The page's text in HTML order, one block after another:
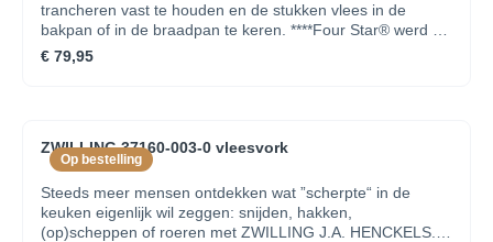
trancheren vast te houden en de stukken vlees in de
bakpan of in de braadpan te keren. ****Four Star® werd 30
jaar geleden door Zwilling J.A. Henckels ontwikkeld. Deze
serie van gesmede messen biedt veiligheid, ergonomie en
FRIODUR® ijsgehard lemmet SIGMAFORGE®, exact
gesmeed uit één enkel stuk Elegante greep uit zwart
kunststof Beperkte levenslange garantie op
productiefoutenGewicht 0,231 kgLengte van het lemmet
18 cm
€ 79,95
Op bestelling
ZWILLING 37160-003-0 vleesvork
Steeds meer mensen ontdekken wat ”scherpte“ in de
keuken eigenlijk wil zeggen: snijden, hakken,
(op)scheppen of roeren met ZWILLING J.A. HENCKELS.